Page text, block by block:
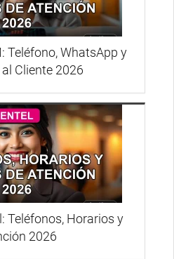
Teléfono, WhatsApp y
Cliente 2026
Teléfonos, Horarios y
2026